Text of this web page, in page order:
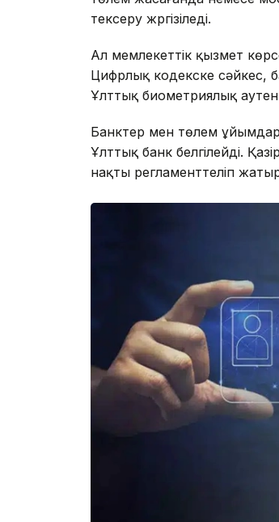
тексеру жүргізіледі.
Ал мемлекеттік қызмет
Цифрлық кодекске сәйкес,
Ұлттық биометриялық
Банктер мен төлем
Ұлттық банк белгілейді.
нақты регламенттеліп